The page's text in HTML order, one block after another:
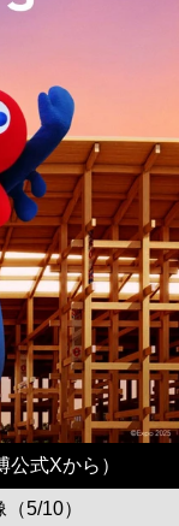
式Xから）
5/10）